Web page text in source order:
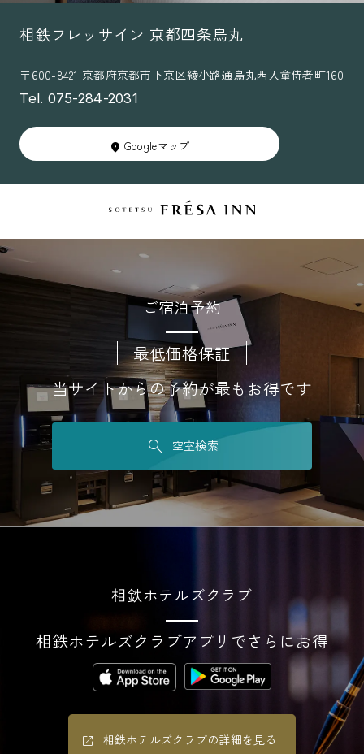
相鉄フレッサイン 京都四条烏丸
〒600-8421 京都府京都市下京区綾小路通烏丸西入童侍者町160
Tel. 075-284-2031
Googleマップ
ご宿泊予約
最低価格保証
当サイトからの予約が最もお得です
空室検索
相鉄ホテルズクラブ
相鉄ホテルズクラブアプリでさらにお得
相鉄ホテルズクラブの詳細を見る